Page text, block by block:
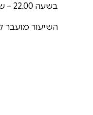
בשעה 22.00 – שיעורו המרכזי של מרן הראש"ל.
השיעור מועבר